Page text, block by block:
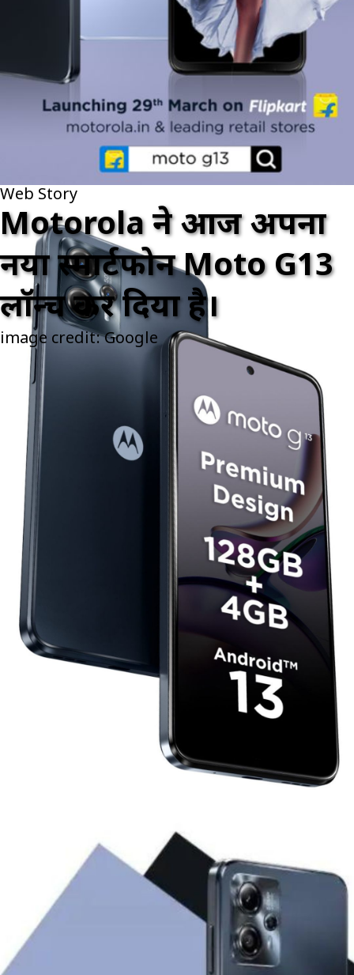
Web Story
Motorola ने आज अपना
नया स्मार्टफोन Moto G13
लॉन्च कर दिया है।
image credit: Google